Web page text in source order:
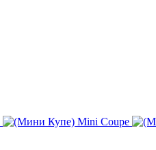
Mini Coupe